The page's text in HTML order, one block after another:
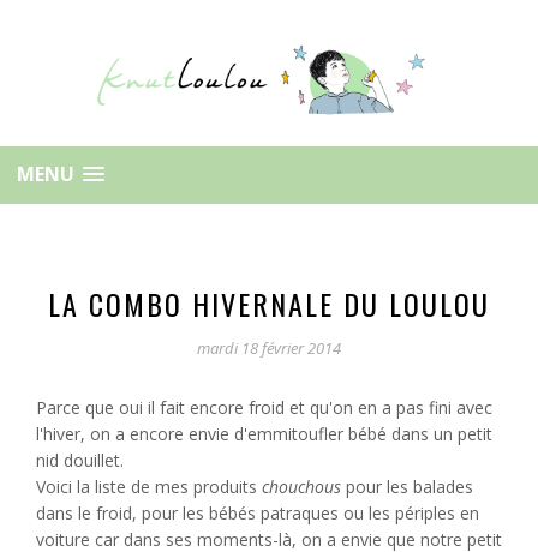
MENU
LA COMBO HIVERNALE DU LOULOU
mardi 18 février 2014
Parce que oui il fait encore froid et qu'on en a pas fini avec
l'hiver, on a encore envie d'emmitoufler bébé dans un petit
nid douillet.
Voici la liste de mes produits chouchous pour les balades
dans le froid, pour les bébés patraques ou les périples en
voiture car dans ses moments-là, on a envie que notre petit